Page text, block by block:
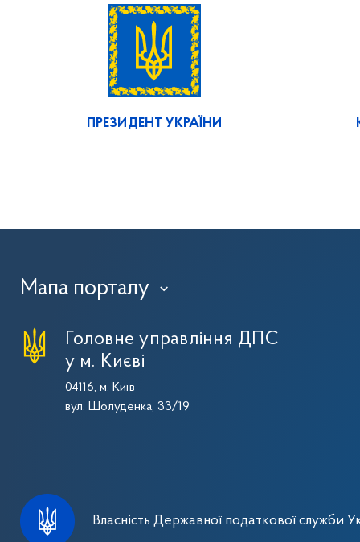
ПРЕЗИДЕНТ УКРАЇНИ
Мапа порталу ›
Головне управління ДПС
у м. Києві
04116, м. Київ
вул. Шолуденка, 33/19
Власність Державної податкової служби